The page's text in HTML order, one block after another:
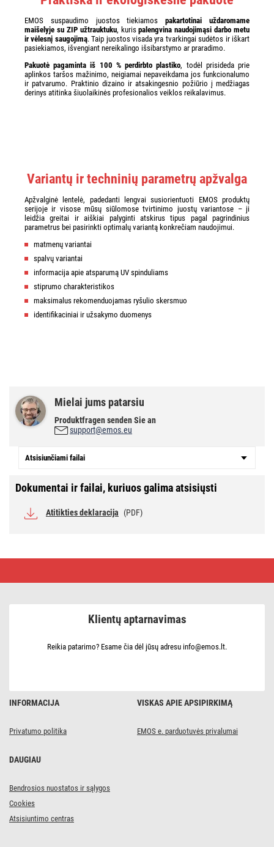
EMOS suspaudimo juostos tiekiamospakartotinai uždaromame
maišelyje su ZIP užtrauktuku, kurispalengvina naudojimąsi darbo metu
ir vėlesnį saugojimą. Taip juostos visada yra tvarkingai sudėtos ir iškart
pasiekiamos, išvengiant nereikalingo išsibarstymo ar praradimo.
Pakuotė pagaminta iš 100 % perdirbto plastiko, todėl prisideda prie
aplinkos taršos mažinimo, neigiamai nepaveikdama jos funkcionalumo
ir patvarumo. Praktinio dizaino ir atsakingesnio požiūrio į medžiagas
derinys atitinka šiuolaikinės profesionalios veiklos reikalavimus.
Variantų ir techninių parametrų apžvalga
Apžvalginė lentelė, padedanti lengvai susiorientuoti EMOS produktų
serijoje ir visose mūsų siūlomose tvirtinimo juostų variantose – ji
leidžia greitai ir aiškiai palyginti atskirus tipus pagal pagrindinius
parametrus bei pasirinkti optimalų variantą konkrečiam naudojimui.
matmenų variantai
spalvų variantai
informacija apie atsparumą UV spinduliams
stiprumo charakteristikos
maksimalus rekomenduojamas ryšulio skersmuo
identifikaciniai ir užsakymo duomenys
Mielai jums patarsiu
Produktfragen senden Sie an
support@emos.eu
Atsisiunčiami failai
Dokumentai ir failai, kuriuos galima atsisiųsti
Atitikties deklaracija (PDF)
INFORMACIJA
Privatumo politika
VISKAS APIE APSIPIRKIMĄ
EMOS e. parduotuvės privalumai
DAUGIAU
Bendrosios nuostatos ir sąlygos
Cookies
Atsisiuntimo centras
Klientų aptarnavimas
Reikia patarimo? Esame čia dėl jūsų adresu info@emos.lt.